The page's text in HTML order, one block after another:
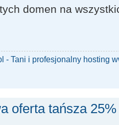
domen na
- Tani i profesjonalny hosting
oferta tańsza